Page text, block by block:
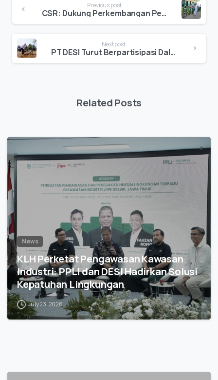
Previous post
CSR: Dukung Perkembangan Pendidikan di Desa Tlogoretno Kab. Lamongan, PT DESI Serahkan Bantuan Meja dan Kursi
Next post
PT DESI Turut Berpartisipasi Dalam Perayaan Hari Lingkungan Hidup Sedunia
Related Posts
0
News
KLH Perketat Pengawasan Kawasan
Industri: PPLI dan DESI Hadirkan Solusi
Kepatuhan Lingkungan
July 23, 2026